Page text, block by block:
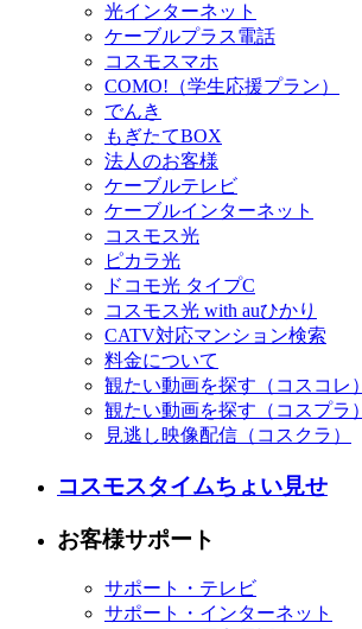
光インターネット
ケーブルプラス電話
コスモスマホ
COMO!（学生応援プラン）
でんき
もぎたてBOX
法人のお客様
ケーブルテレビ
ケーブルインターネット
コスモス光
ピカラ光
ドコモ光 タイプC
コスモス光 with auひかり
CATV対応マンション検索
料金について
観たい動画を探す（コスコレ）
観たい動画を探す（コスプラ）
見逃し映像配信（コスクラ）
コスモスタイムちょい見せ
お客様サポート
サポート・テレビ
サポート・インターネット